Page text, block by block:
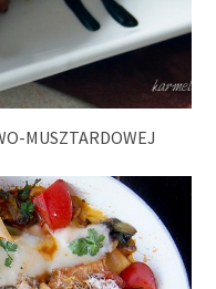
MUSZTARDOWEJ